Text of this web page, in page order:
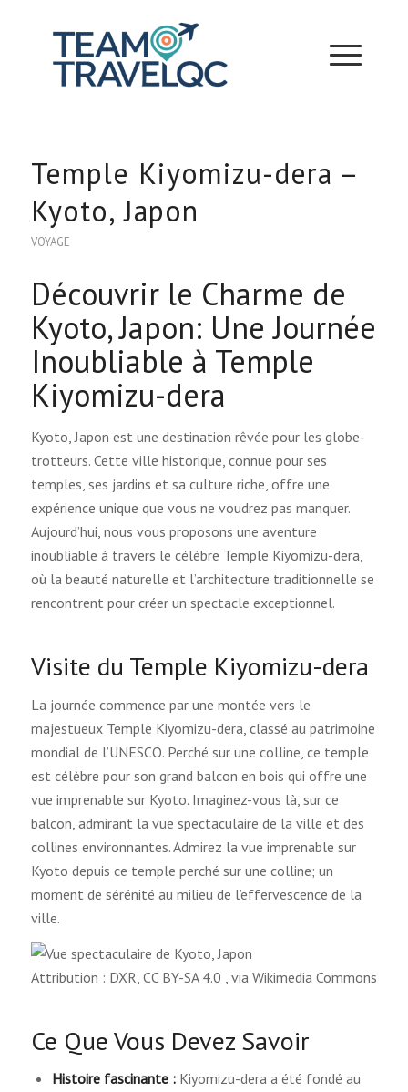
Temple Kiyomizu-dera –
Kyoto, Japon
VOYAGE
Découvrir le Charme de
Kyoto, Japon: Une Journée
Inoubliable à Temple
Kiyomizu-dera
Kyoto, Japon est une destination rêvée pour les globe-
trotteurs. Cette ville historique, connue pour ses
temples, ses jardins et sa culture riche, offre une
expérience unique que vous ne voudrez pas manquer.
Aujourd’hui, nous vous proposons une aventure
inoubliable à travers le célèbre Temple Kiyomizu-dera,
où la beauté naturelle et l’architecture traditionnelle se
rencontrent pour créer un spectacle exceptionnel.
Visite du Temple Kiyomizu-dera
La journée commence par une montée vers le
majestueux Temple Kiyomizu-dera, classé au patrimoine
mondial de l’UNESCO. Perché sur une colline, ce temple
est célèbre pour son grand balcon en bois qui offre une
vue imprenable sur Kyoto. Imaginez-vous là, sur ce
balcon, admirant la vue spectaculaire de la ville et des
collines environnantes. Admirez la vue imprenable sur
Kyoto depuis ce temple perché sur une colline; un
moment de sérénité au milieu de l’effervescence de la
ville.
Attribution : DXR, CC BY-SA 4.0 , via Wikimedia Commons
Ce Que Vous Devez Savoir
Histoire fascinante :Kiyomizu-dera a été fondé au